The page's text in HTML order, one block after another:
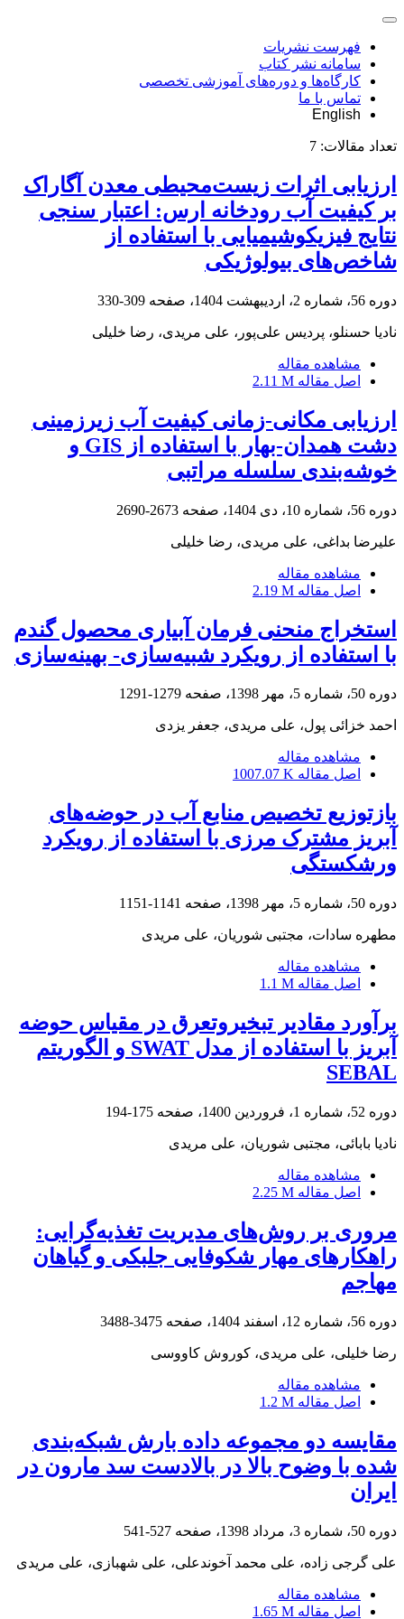
فهرست نشریات
سامانه نشر کتاب
کارگاه‌ها و دوره‌های آموزشی تخصصی
تماس با ما
English
تعداد مقالات: 7
ارزیابی اثرات زیست‌محیطی معدن آگاراک
بر کیفیت آب رودخانه ارس: اعتبار سنجی
نتایج فیزیکوشیمیایی با استفاده از
شاخص‌های بیولوژیکی
دوره 56، شماره 2، اردیبهشت 1404، صفحه 309-330
نادیا حسنلو، پردیس علی‌پور، علی مریدی، رضا خلیلی
مشاهده مقاله
اصل مقاله 2.11 M
ارزیابی مکانی-زمانی کیفیت آب زیرزمینی
دشت همدان-بهار با استفاده از GIS و
خوشه‌بندی سلسله مراتبی
دوره 56، شماره 10، دی 1404، صفحه 2673-2690
علیرضا بداغی، علی مریدی، رضا خلیلی
مشاهده مقاله
اصل مقاله 2.19 M
استخراج منحنی فرمان آبیاری محصول گندم
با استفاده از رویکرد شبیه‌سازی- بهینه‌سازی
دوره 50، شماره 5، مهر 1398، صفحه 1279-1291
احمد خزائی پول، علی مریدی، جعفر یزدی
مشاهده مقاله
اصل مقاله 1007.07 K
بازتوزیع تخصیص منابع آب در حوضه‌های
آبریز مشترک مرزی با استفاده از رویکرد
ورشکستگی
دوره 50، شماره 5، مهر 1398، صفحه 1141-1151
مطهره سادات، مجتبی شوریان، علی مریدی
مشاهده مقاله
اصل مقاله 1.1 M
برآورد مقادیر تبخیروتعرق در مقیاس حوضه
آبریز با استفاده از مدل SWAT و الگوریتم
SEBAL
دوره 52، شماره 1، فروردین 1400، صفحه 175-194
نادیا بابائی، مجتبی شوریان، علی مریدی
مشاهده مقاله
اصل مقاله 2.25 M
مروری بر روش‌های مدیریت تغذیه‌گرایی:
راهکارهای مهار شکوفایی جلبکی و گیاهان
مهاجم
دوره 56، شماره 12، اسفند 1404، صفحه 3475-3488
رضا خلیلی، علی مریدی، کوروش کاووسی
مشاهده مقاله
اصل مقاله 1.2 M
مقایسه دو مجموعه داده بارش شبکه‌بندی
شده با وضوح بالا در بالادست سد مارون در
ایران
دوره 50، شماره 3، مرداد 1398، صفحه 527-541
علی گرجی زاده، علی محمد آخوندعلی، علی شهبازی، علی مریدی
مشاهده مقاله
اصل مقاله 1.65 M